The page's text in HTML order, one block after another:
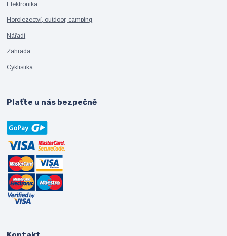
Elektronika
Horolezectví, outdoor, camping
Nářadí
Zahrada
Cyklistika
Plaťte u nás bezpečně